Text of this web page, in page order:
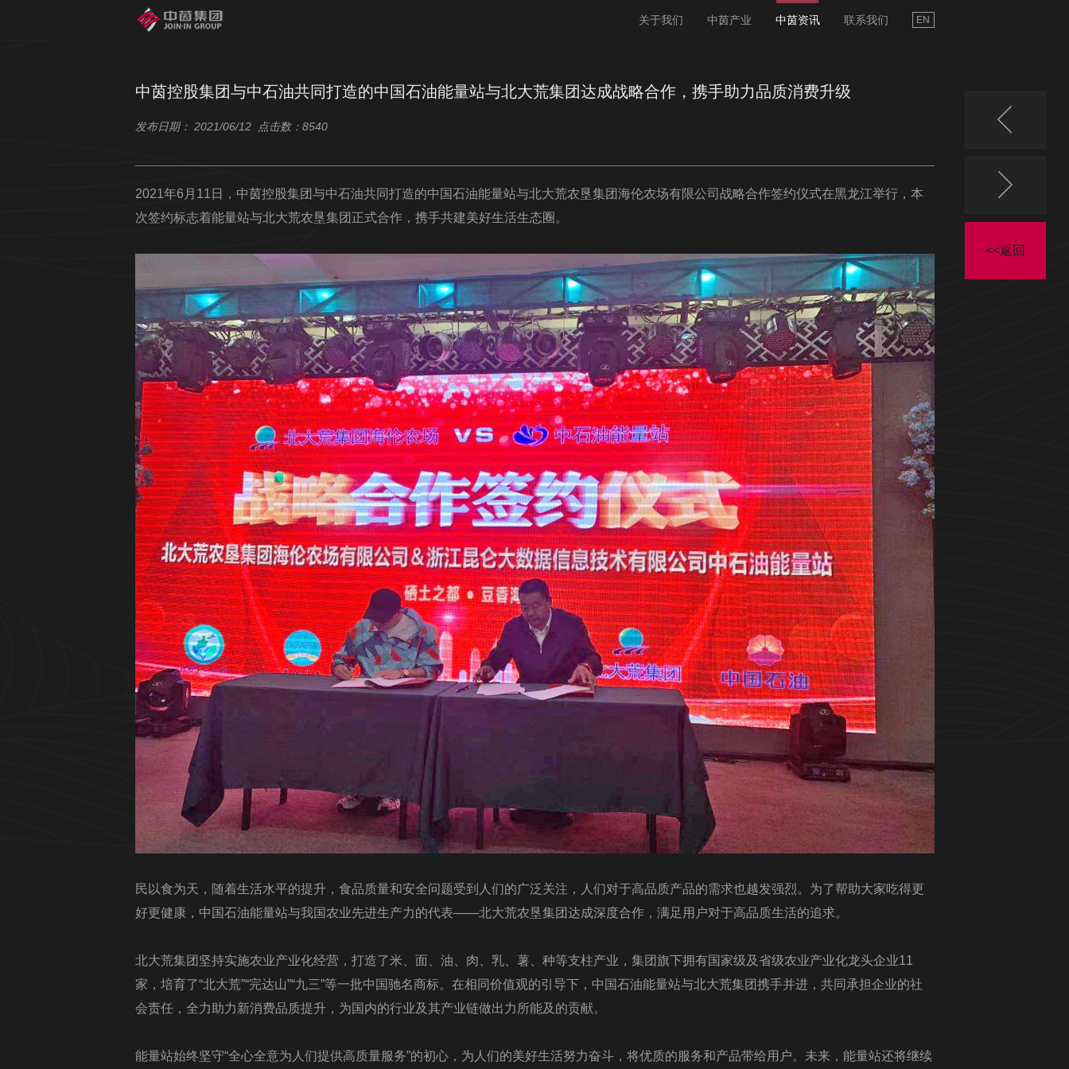
EN
关于我们 中茵产业 中茵资讯 联系我们
<<返回
中茵控股集团与中石油共同打造的中国石油能量站与北大荒集团达成战略合作，携手助力品质消费升级
发布日期： 2021/06/12 点击数：8540
2021年6月11日，中茵控股集团与中石油共同打造的中国石油能量站与北大荒农垦集团海伦农场有限公司战略合作签约仪式在黑龙江举行，本
次签约标志着能量站与北大荒农垦集团正式合作，携手共建美好生活生态圈。
民以食为天，随着生活水平的提升，食品质量和安全问题受到人们的广泛关注，人们对于高品质产品的需求也越发强烈。为了帮助大家吃得更
好更健康，中国石油能量站与我国农业先进生产力的代表——北大荒农垦集团达成深度合作，满足用户对于高品质生活的追求。
北大荒集团坚持实施农业产业化经营，打造了米、面、油、肉、乳、薯、种等支柱产业，集团旗下拥有国家级及省级农业产业化龙头企业11
家，培育了“北大荒”“完达山”“九三”等一批中国驰名商标。在相同价值观的引导下，中国石油能量站与北大荒集团携手并进，共同承担企业的社
会责任，全力助力新消费品质提升，为国内的行业及其产业链做出力所能及的贡献。
能量站始终坚守“全心全意为人们提供高质量服务”的初心，为人们的美好生活努力奋斗，将优质的服务和产品带给用户。未来，能量站还将继续